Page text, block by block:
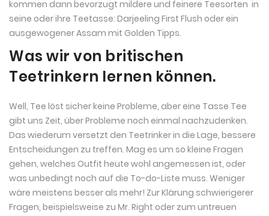
kommen dann bevorzugt mildere und feinere Teesorten in
seine oder ihre Teetasse: Darjeeling First Flush oder ein
ausgewogener Assam mit Golden Tipps.
Was wir von britischen
Teetrinkern lernen können.
Well, Tee löst sicher keine Probleme, aber eine Tasse Tee
gibt uns Zeit, über Probleme noch einmal nachzudenken.
Das wiederum versetzt den Teetrinker in die Lage, bessere
Entscheidungen zu treffen. Mag es um so kleine Fragen
gehen, welches Outfit heute wohl angemessen ist, oder
was unbedingt noch auf die To-do-Liste muss. Weniger
wäre meistens besser als mehr! Zur Klärung schwierigerer
Fragen, beispielsweise zu Mr. Right oder zum untreuen